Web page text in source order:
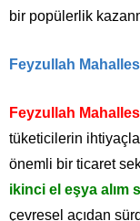
bir popülerlik
Feyzullah
Feyzullah
tüketicilerin
önemli bir ticaret
ikinci el eşya alım
çevresel açıdan